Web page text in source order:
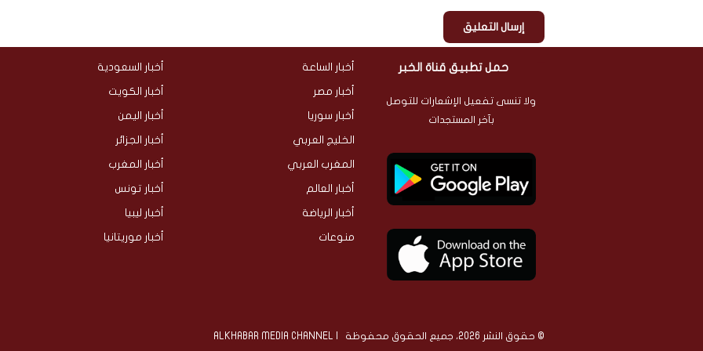
حمل تطبيق قناة الخبر
ولا تنسى تفعيل الإشعارات للتوصل
بآخر المستجدات
أخبار الساعة
أخبار مصر
أخبار سوريا
الخليج العربي
المغرب العربي
أخبار العالم
أخبار الرياضة
منوعات
أخبار السعودية
أخبار الكويت
أخبار اليمن
أخبار الجزائر
أخبار المغرب
أخبار تونس
أخبار ليبيا
أخبار موريتانيا
© حقوق النشر 2026، جميع الحقوق محفوظة | ALKHABAR MEDIA CHANNEL